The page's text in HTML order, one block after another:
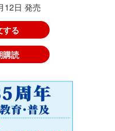
12日 発売
する
購読